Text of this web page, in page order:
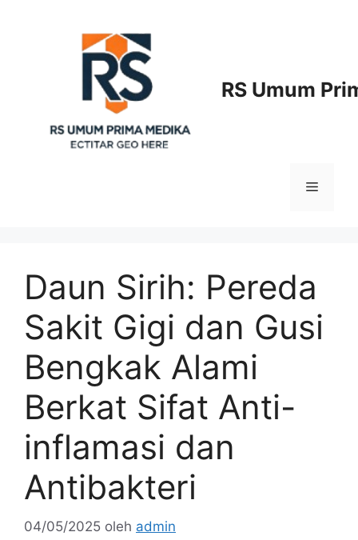
RS Umum
Menu
Daun Sirih: Pereda
Sakit Gigi dan Gusi
Bengkak Alami
Berkat Sifat Anti-
inflamasi dan
Antibakteri
04/05/2025 oleh admin